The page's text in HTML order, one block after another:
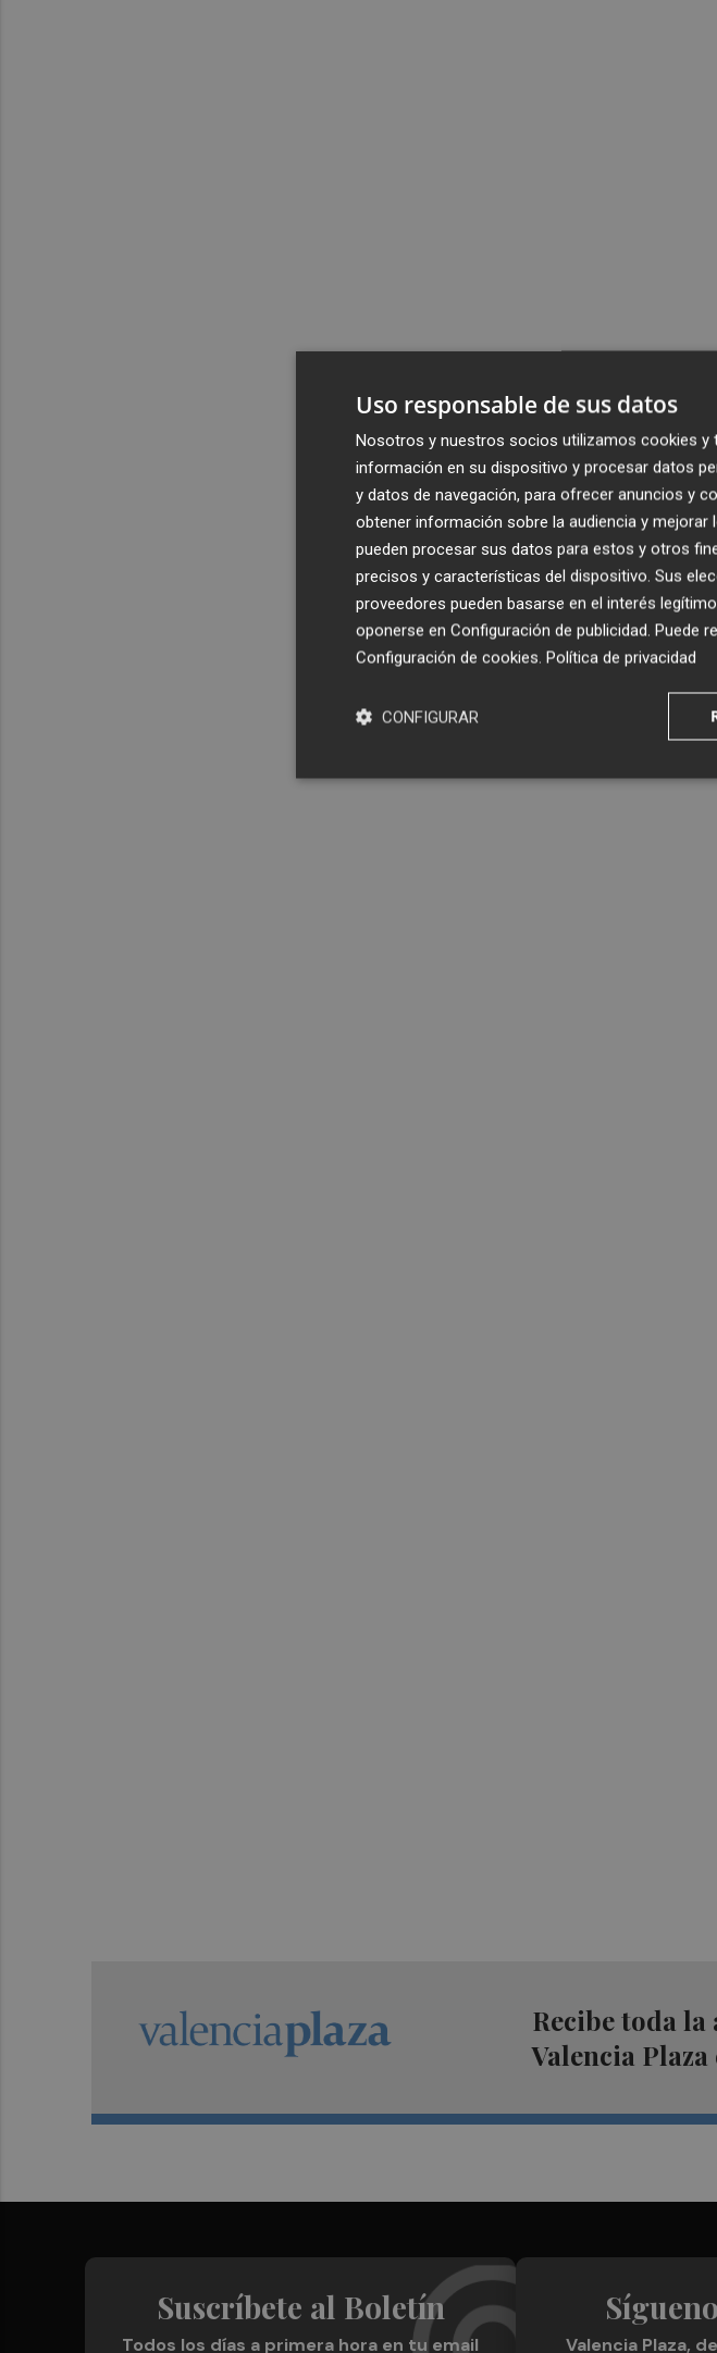
Recibe toda
Valencia
Suscríbete al Boletín
Todos los días a primera hora en tu email Valencia Plaza,
Uso responsable de sus datos
Nosotros y nuestros socios utilizamos cookies y
información en su dispositivo y procesar datos
y datos de navegación, para ofrecer anuncios y
obtener información sobre la audiencia y mejorar
pueden procesar sus datos para estos y otros
precisos y características del dispositivo. Sus
proveedores pueden basarse en el interés
oponerse en Configuración de publicidad. Puede
Configuración de cookies. Política de privacidad
CONFIGURAR